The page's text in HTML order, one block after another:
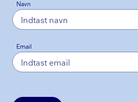
Navn
Email